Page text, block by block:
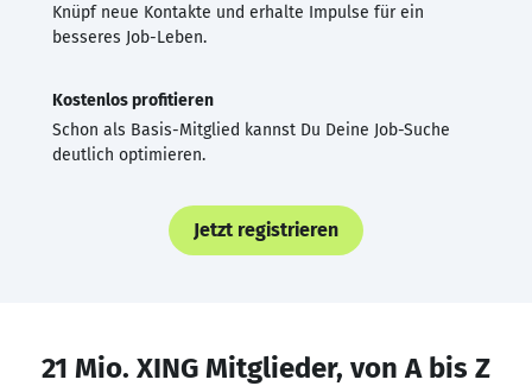
Knüpf neue Kontakte und erhalte Impulse für ein
besseres Job-Leben.
Kostenlos profitieren
Schon als Basis-Mitglied kannst Du Deine Job-Suche
deutlich optimieren.
Jetzt registrieren
21 Mio. XING Mitglieder, von A bis Z